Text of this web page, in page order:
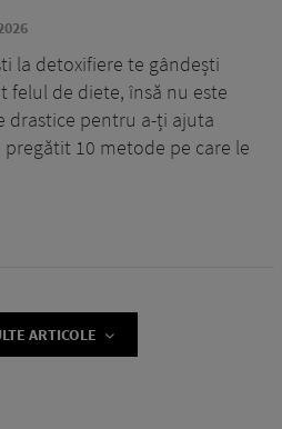
la detoxifiere te gândești
felul de diete, însă nu este
drastice pentru a-ți ajuta
10 metode pe care le
ARTICOLE